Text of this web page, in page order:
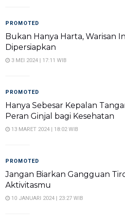
PROMOTED
Bukan Hanya Harta, Warisan
Dipersiapkan
3 MEI 2024 | 17:11 WIB
PROMOTED
Hanya Sebesar Kepalan
Peran Ginjal bagi Kesehatan
13 MARET 2024 | 18:02 WIB
PROMOTED
Jangan Biarkan Gangguan
Aktivitasmu
10 JANUARI 2024 | 23:27 WIB